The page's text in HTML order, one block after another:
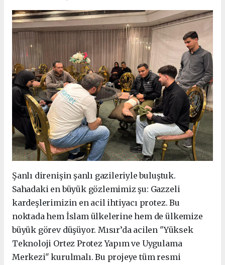
Şanlı direnişin şanlı gazileriyle buluştuk.
Sahadaki en büyük gözlemimiz şu: Gazzeli
kardeşlerimizin en acil ihtiyacı protez. Bu
noktada hem İslam ülkelerine hem de ülkemize
büyük görev düşüyor. Mısır’da acilen "Yüksek
Teknoloji Ortez Protez Yapım ve Uygulama
Merkezi" kurulmalı. Bu projeye tüm resmi